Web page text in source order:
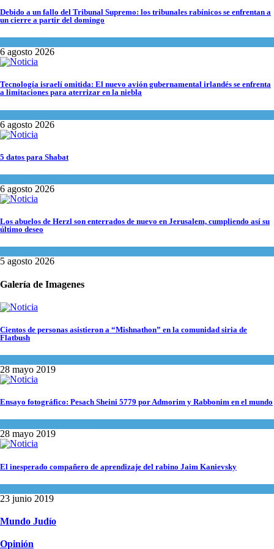
Debido a un fallo del Tribunal Supremo: los tribunales rabínicos se enfrentan a
un cierre a partir del domingo
6 agosto 2026
Tecnología israelí omitida: El nuevo avión gubernamental irlandés se enfrenta
a limitaciones para aterrizar en la niebla
6 agosto 2026
5 datos para Shabat
6 agosto 2026
Los abuelos de Herzl son enterrados de nuevo en Jerusalem, cumpliendo así su
último deseo
5 agosto 2026
Galería de Imagenes
Cientos de personas asistieron a “Mishnathon” en la comunidad siria de
Flatbush
28 mayo 2019
Ensayo fotográfico: Pesach Sheini 5779 por Admorim y Rabbonim en el mundo
28 mayo 2019
El inesperado compañero de aprendizaje del rabino Jaim Kanievsky
23 junio 2019
Mundo Judío
Opinión